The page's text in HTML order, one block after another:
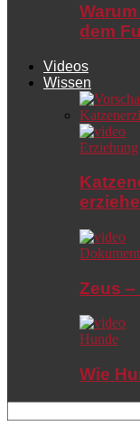
dem
Videos
Wissen
Erziehung
Zeus
Hunde
Wie